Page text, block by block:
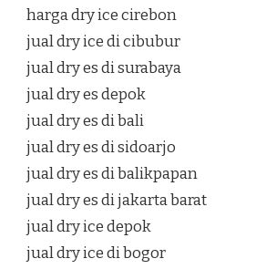
harga dry ice cirebon
jual dry ice di cibubur
jual dry es di surabaya
jual dry es depok
jual dry es di bali
jual dry es di sidoarjo
jual dry es di balikpapan
jual dry es di jakarta barat
jual dry ice depok
jual dry ice di bogor